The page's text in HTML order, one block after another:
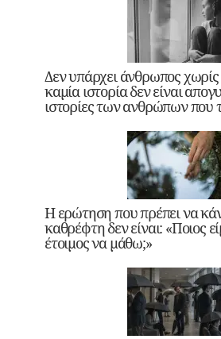
Δεν υπάρχει άνθρωπος χωρίς
καμία ιστορία δεν είναι
ιστορίες των ανθρώπων που
Η ερώτηση που πρέπει να
καθρέφτη δεν είναι: «Ποιος
έτοιμος να μάθω;»